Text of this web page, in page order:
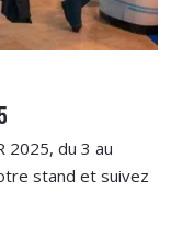
2025, du 3 au
stand et suivez